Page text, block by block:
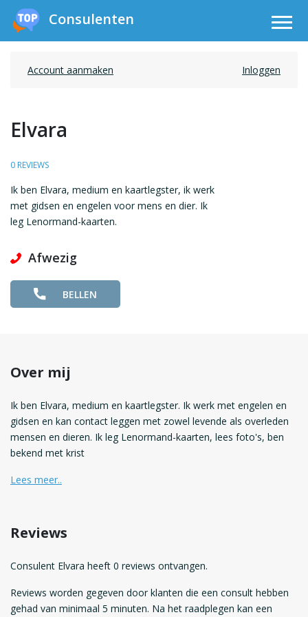
Consulenten
Account aanmaken Inloggen
Elvara
0 REVIEWS
Ik ben Elvara, medium en kaartlegster, ik werk
met gidsen en engelen voor mens en dier. Ik
leg Lenormand-kaarten.
Afwezig
BELLEN
Over mij
Ik ben Elvara, medium en kaartlegster. Ik werk met engelen en
gidsen en kan contact leggen met zowel levende als overleden
mensen en dieren. Ik leg Lenormand-kaarten, lees foto's, ben
bekend met krist
Lees meer..
Reviews
Consulent Elvara heeft 0 reviews ontvangen.
Reviews worden gegeven door klanten die een consult hebben
gehad van minimaal 5 minuten. Na het raadplegen kan een